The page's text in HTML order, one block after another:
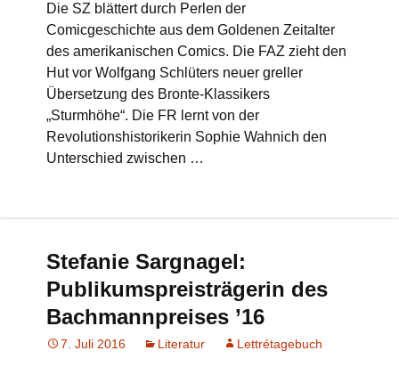
Die SZ blättert durch Perlen der
Comicgeschichte aus dem Goldenen Zeitalter
des amerikanischen Comics. Die FAZ zieht den
Hut vor Wolfgang Schlüters neuer greller
Übersetzung des Bronte-Klassikers
„Sturmhöhe“. Die FR lernt von der
Revolutionshistorikerin Sophie Wahnich den
Unterschied zwischen …
Stefanie Sargnagel:
Publikumspreisträgerin des
Bachmannpreises ’16
7. Juli 2016 Literatur Lettrétagebuch